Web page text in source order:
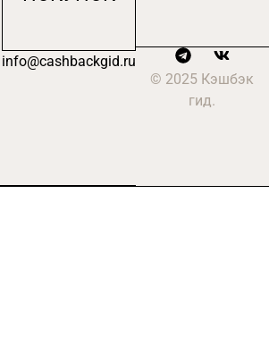
info@cashbackgid.ru
© 2025 Кэшбэк
гид.